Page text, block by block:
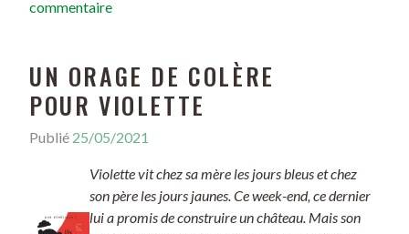
commentaire
UN ORAGE DE COLÈRE
POUR VIOLETTE
Publié 25/05/2021
Violette vit chez sa mère les jours bleus et chez
son père les jours jaunes. Ce week-end, ce dernier
lui a promis de construire un château. Mais son